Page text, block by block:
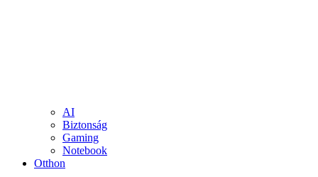
AI
Biztonság
Gaming
Notebook
Otthon